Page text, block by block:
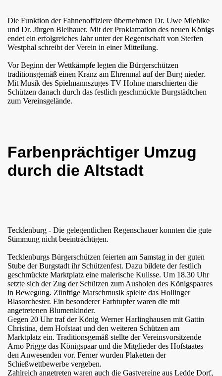
Die Funktion der Fahnenoffiziere übernehmen Dr. Uwe Miehlke
und Dr. Jürgen Bleihauer. Mit der Proklamation des neuen Königs
endet ein erfolgreiches Jahr unter der Regentschaft von Steffen
Westphal schreibt der Verein in einer Mitteilung.
Vor Beginn der Wettkämpfe legten die Bürgerschützen
traditionsgemäß einen Kranz am Ehrenmal auf der Burg nieder.
Mit Musik des Spielmannszuges TV Hohne marschierten die
Schützen danach durch das festlich geschmückte Burgstädtchen
zum Vereinsgelände.
Farbenprächtiger Umzug
durch die Altstadt
Tecklenburg - Die gelegentlichen Regenschauer konnten die gute
Stimmung nicht beeinträchtigen.
Tecklenburgs Bürgerschützen feierten am Samstag in der guten
Stube der Burgstadt ihr Schützenfest. Dazu bildete der festlich
geschmückte Marktplatz eine malerische Kulisse. Um 18.30 Uhr
setzte sich der Zug der Schützen zum Ausholen des Königspaares
in Bewegung. Zünftige Marschmusik spielte das Hollinger
Blasorchester. Ein besonderer Farbtupfer waren die mit
angetretenen Blumenkinder.
Gegen 20 Uhr traf der König Werner Harlinghausen mit Gattin
Christina, dem Hofstaat und den weiteren Schützen am
Marktplatz ein. Traditionsgemäß stellte der Vereinsvorsitzende
Arno Prigge das Königspaar und die Mitglieder des Hofstaates
den Anwesenden vor. Ferner wurden Plaketten der
Schießwettbewerbe vergeben.
Zahlreich angetreten waren auch die Gastvereine aus Ledde Dorf,